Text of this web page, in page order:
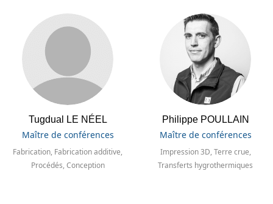
Tugdual LE NÉEL
Maître de conférences
Fabrication, Fabrication additive,
Procédés, Conception
Philippe POULLAIN
Maître de conférences
Impression 3D, Terre crue,
Transferts hygrothermiques